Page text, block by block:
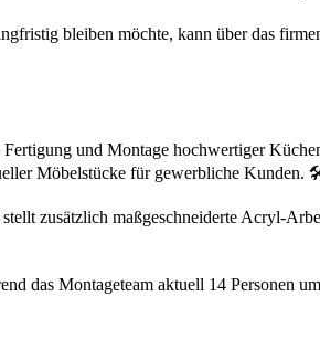
bleiben möchte, kann über das
und Montage hochwertiger
Möbelstücke für gewerbliche Kunden.
zusätzlich maßgeschneiderte Acryl-
das Montageteam aktuell 14 Personen